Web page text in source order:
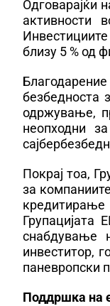
Одговарајќи
активности
близу 5 % од
безбедноста
одржување,
неопходни
Покрај тоа,
за
кредитирање
снабдување
инвеститор,
паневропски
Поддршка на